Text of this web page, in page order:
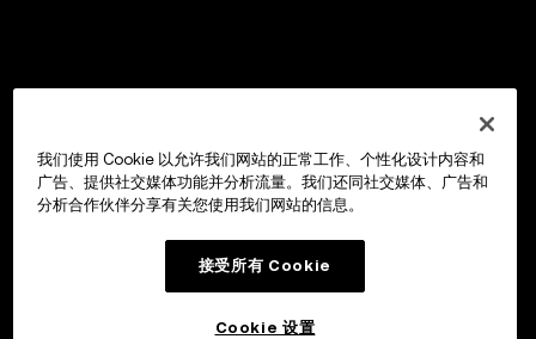
我们使用 Cookie 以允许我们网站的正常工作、个性化设计内容和
广告、提供社交媒体功能并分析流量。我们还同社交媒体、广告和
分析合作伙伴分享有关您使用我们网站的信息。
接受所有 Cookie
Cookie 设置